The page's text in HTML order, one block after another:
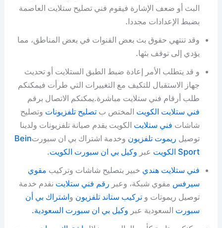
البث أو ضعف الإشارة فيقوم فني تصليح ستلايت العاصمة
بضبط الإعدادات مجددا.
وقد تنتهي حقوق بث بعض القنوات في بعض المناطق، مما
يؤدي إلى توقف بثها.
و قد يتطلب الأمر إعادة ضبط الطبق الستلايت أو تحديث
جهاز الاستقبال للتكيف مع التغييرات التي طرأت فيمكنكم
طلب أرقام فني ستلايت مباشرة.يمكنكم الاتصال برقم
فني ستلايت الكويت المختص بتصليح تلفزيونات وتصليح
شاشات فني ستلايت الكويت يقدم صيانة تلفزيونات ولدينا
توصيل ريموت تلفزيون وخدمة اشتراك بي ان سبورتBein
Sport الكويت
عبر وكيل بي ان سبورت الكويت.
فني ستلايت هندي خبير بتصليح شاشات وتركيب مقوي
سيرفس مقوي شبكة، وعبر رقم فني ستلايت نقدم خدمة
توصيل ريموتات وتركيب ستاند تلفزيون واشتراك بي أن
سبورت السعودية عبر وكيل بي ان سبورت السعودية.